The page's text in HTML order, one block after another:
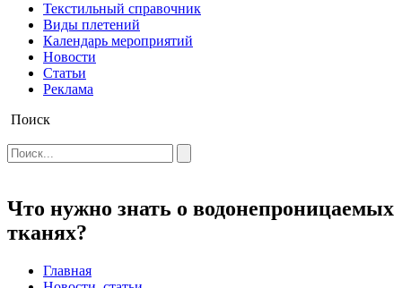
Текстильный справочник
Виды плетений
Календарь мероприятий
Новости
Статьи
Реклама
Поиск
Что нужно знать о водонепроницаемых
тканях?
Главная